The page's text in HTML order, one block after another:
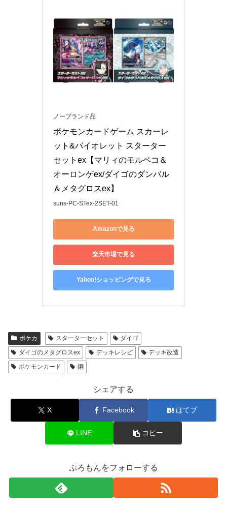
ノーブランド品
ポケモンカードゲーム スカーレ
ット&バイオレット スターター
セットex【マリィのモルペコ＆
オーロンゲex/ダイゴのダンバル
＆メタグロスex】
suns-PC-STex-2SET-01
Amazonで見る
楽天市場で見る
Yahoo!ショッピングで見る
ポケカ スターターセット
ダイゴ
ダイゴのメタグロスex
デッキレシピ
デッキ改造
ポケモンカード
鋼
シェアする
X Facebook はてブ
LINE コピー
ぷろもんをフォローする